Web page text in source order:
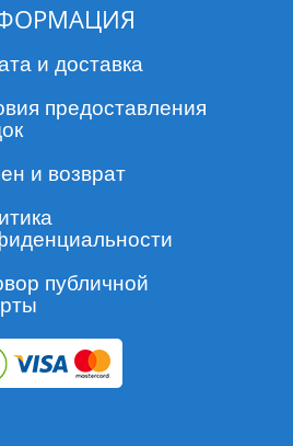
и доставка
предоставления
и возврат
публичной